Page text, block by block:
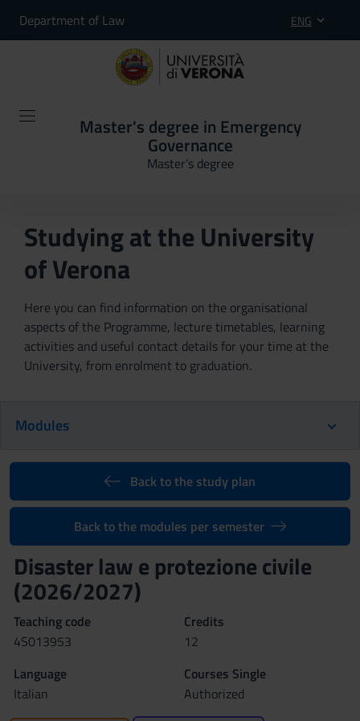
Department of Law ENG
Master's degree in Emergency
Governance
Master’s degree
Studying at the University
of Verona
Here you can find information on the organisational
aspects of the Programme, lecture timetables, learning
activities and useful contact details for your time at the
University, from enrolment to graduation.
Modules
Back to the study plan
Back to the modules per semester
Disaster law e protezione civile
(2026/2027)
Teaching code
4S013953
Credits
12
Language
Italian
Courses Single
Authorized